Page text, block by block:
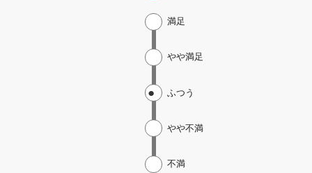
不満
やや不満
ふつう
やや満足
満足